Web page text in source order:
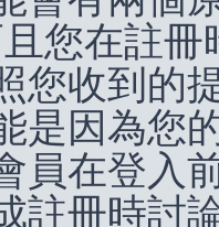
您在註
您收到的
是因為您
員在登入
註冊時討